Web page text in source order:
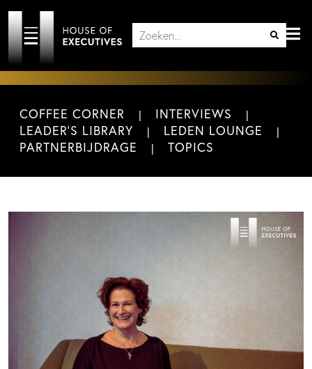
COFFEE CORNER
INTERVIEWS
LEADER'S LIBRARY
LEDEN LOUNGE
PARTNERBIJDRAGE
TOPICS